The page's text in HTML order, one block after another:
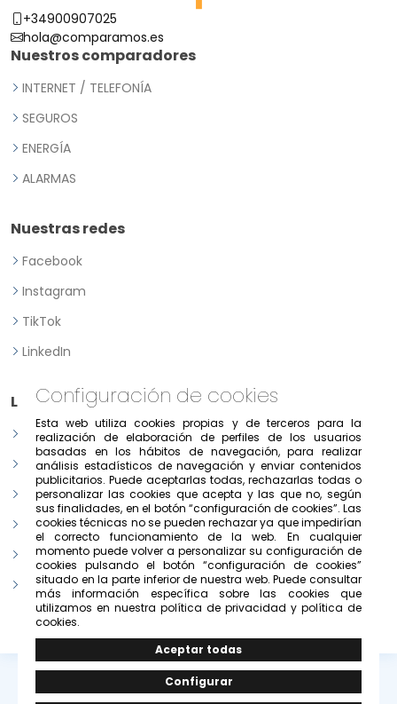
+34900907025
hola@comparamos.es
Nuestros comparadores
INTERNET / TELEFONÍA
SEGUROS
ENERGÍA
ALARMAS
Nuestras redes
Facebook
Instagram
TikTok
LinkedIn
Legal
Aviso legal
Política de Privacidad
Política de consentimiento previo, expreso e informado
Condiciones de uso del portal
Política de cookies
Configurar cookies
© Copyright 2026 -Grupo Solivesa
Configuración de cookies
Esta web utiliza cookies propias y de terceros para la
realización de elaboración de perfiles de los usuarios
basadas en los hábitos de navegación, para realizar
análisis estadísticos de navegación y enviar contenidos
publicitarios. Puede aceptarlas todas, rechazarlas todas o
personalizar las cookies que acepta y las que no, según
sus finalidades, en el botón “configuración de cookies”. Las
cookies técnicas no se pueden rechazar ya que impedirían
el correcto funcionamiento de la web. En cualquier
momento puede volver a personalizar su configuración de
cookies pulsando el botón “configuración de cookies”
situado en la parte inferior de nuestra web. Puede consultar
más información específica sobre las cookies que
utilizamos en nuestra política de privacidad y política de
cookies.